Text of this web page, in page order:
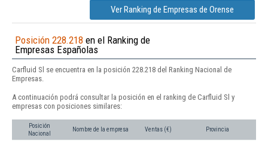
Ver Ranking de Empresas de Orense
Posición 228.218 en el Ranking de
Empresas Españolas
Carfluid Sl se encuentra en la posición 228.218 del Ranking Nacional de
Empresas.
A continuación podrá consultar la posición en el ranking de Carfluid Sl y
empresas con posiciones similares:
Posición
Nacional
Nombre de la empresa Ventas (€) Provincia